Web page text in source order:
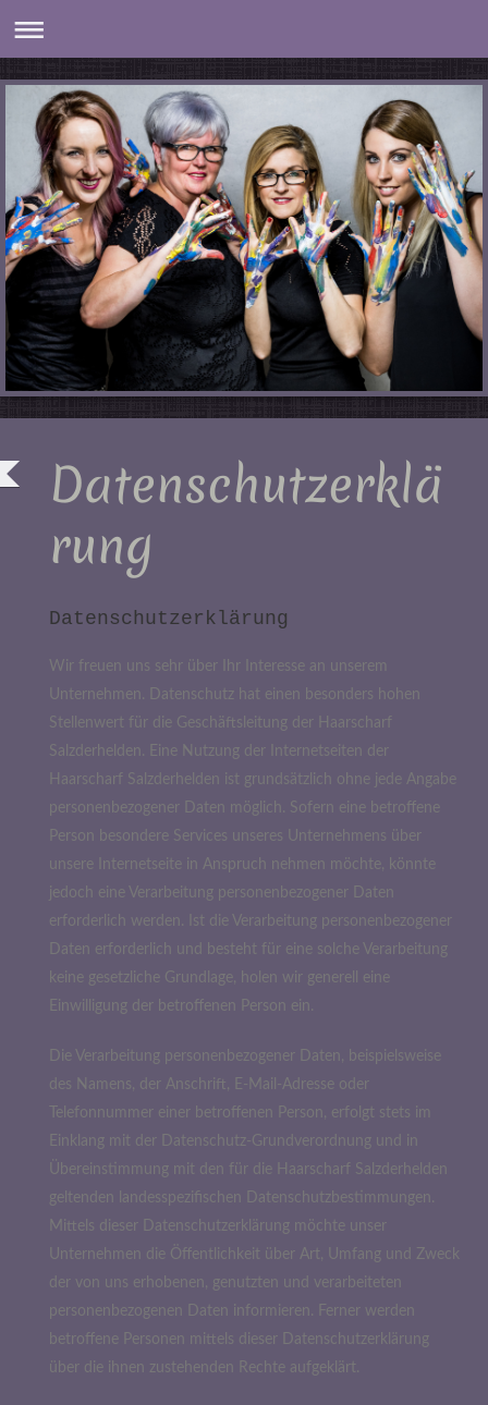
Datenschutzerklä
rung
Datenschutzerklärung
Wir freuen uns sehr über Ihr Interesse an unserem
Unternehmen. Datenschutz hat einen besonders hohen
Stellenwert für die Geschäftsleitung der Haarscharf
Salzderhelden. Eine Nutzung der Internetseiten der
Haarscharf Salzderhelden ist grundsätzlich ohne jede Angabe
personenbezogener Daten möglich. Sofern eine betroffene
Person besondere Services unseres Unternehmens über
unsere Internetseite in Anspruch nehmen möchte, könnte
jedoch eine Verarbeitung personenbezogener Daten
erforderlich werden. Ist die Verarbeitung personenbezogener
Daten erforderlich und besteht für eine solche Verarbeitung
keine gesetzliche Grundlage, holen wir generell eine
Einwilligung der betroffenen Person ein.
Die Verarbeitung personenbezogener Daten, beispielsweise
des Namens, der Anschrift, E-Mail-Adresse oder
Telefonnummer einer betroffenen Person, erfolgt stets im
Einklang mit der Datenschutz-Grundverordnung und in
Übereinstimmung mit den für die Haarscharf Salzderhelden
geltenden landesspezifischen Datenschutzbestimmungen.
Mittels dieser Datenschutzerklärung möchte unser
Unternehmen die Öffentlichkeit über Art, Umfang und Zweck
der von uns erhobenen, genutzten und verarbeiteten
personenbezogenen Daten informieren. Ferner werden
betroffene Personen mittels dieser Datenschutzerklärung
über die ihnen zustehenden Rechte aufgeklärt.